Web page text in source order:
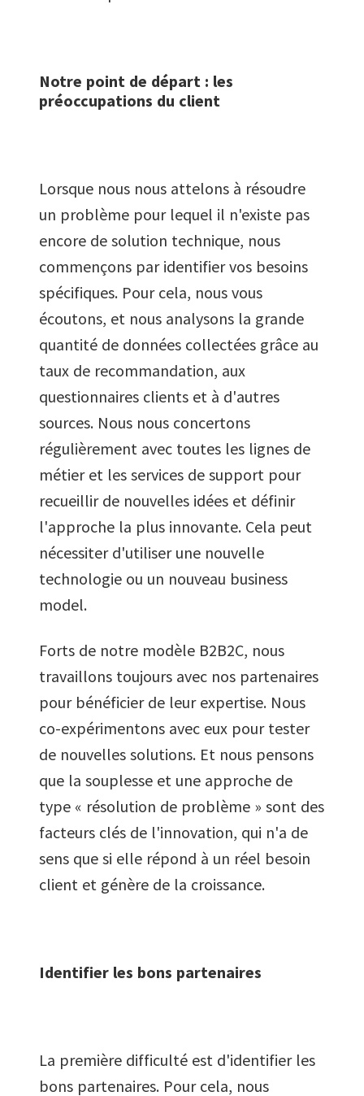
Notre point de départ : les
préoccupations du client
Lorsque nous nous attelons à résoudre
un problème pour lequel il n'existe pas
encore de solution technique, nous
commençons par identifier vos besoins
spécifiques. Pour cela, nous vous
écoutons, et nous analysons la grande
quantité de données collectées grâce au
taux de recommandation, aux
questionnaires clients et à d'autres
sources. Nous nous concertons
régulièrement avec toutes les lignes de
métier et les services de support pour
recueillir de nouvelles idées et définir
l'approche la plus innovante. Cela peut
nécessiter d'utiliser une nouvelle
technologie ou un nouveau business
model.
Forts de notre modèle B2B2C, nous
travaillons toujours avec nos partenaires
pour bénéficier de leur expertise. Nous
co-expérimentons avec eux pour tester
de nouvelles solutions. Et nous pensons
que la souplesse et une approche de
type « résolution de problème » sont des
facteurs clés de l'innovation, qui n'a de
sens que si elle répond à un réel besoin
client et génère de la croissance.
Identifier les bons partenaires
La première difficulté est d'identifier les
bons partenaires. Pour cela, nous